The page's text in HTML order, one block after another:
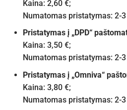
Kaina: 2,60 €;
Numatomas pristatymas: 2-
Pristatymas į „DPD“
Kaina: 3,50 €;
Numatomas pristatymas: 2-
Pristatymas į „Omniva“
Kaina: 3,80 €;
Numatomas pristatymas: 2-